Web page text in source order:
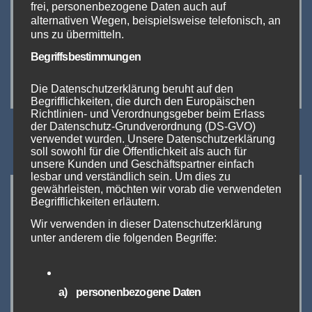
https://www.intertabac.de
NEWS
EVENTS UND VERANSTALTUNGEN
frei, personenbezogene Daten auch auf
alternativen Wegen, beispielsweise telefonisch, an
uns zu übermitteln.
Begriffsbestimmungen
Die Datenschutzerklärung beruht auf den
Begrifflichkeiten, die durch den Europäischen
Richtlinien- und Verordnungsgeber beim Erlass
der Datenschutz-Grundverordnung (DS-GVO)
verwendet wurden. Unsere Datenschutzerklärung
soll sowohl für die Öffentlichkeit als auch für
unsere Kunden und Geschäftspartner einfach
lesbar und verständlich sein. Um dies zu
gewährleisten, möchten wir vorab die verwendeten
Begrifflichkeiten erläutern.
Wir verwenden in dieser Datenschutzerklärung
unter anderem die folgenden Begriffe:
a) personenbezogene Daten